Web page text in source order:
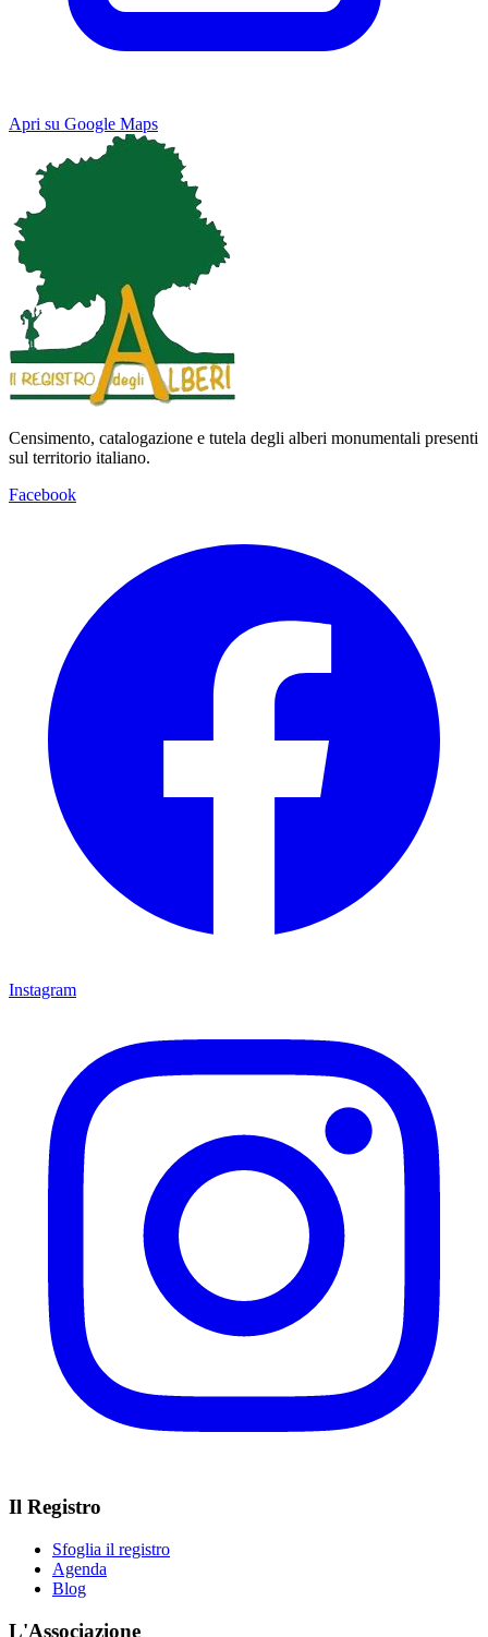
Apri su Google Maps
Map Satellite
Keyboard shortcuts
Censimento, catalogazione e tutela degli alberi monumentali presenti
sul territorio italiano.
Facebook
Instagram
Il Registro
Sfoglia il registro
Agenda
Blog
L'Associazione